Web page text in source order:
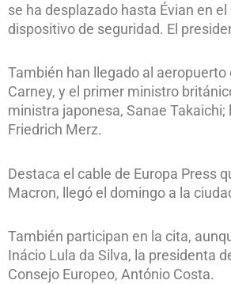
se ha desplazado hasta Évian en
dispositivo de seguridad. El
También han llegado al
Carney, y el primer ministro
ministra japonesa, Sanae
Friedrich Merz.
Destaca el cable de Europa Press
Macron, llegó el domingo a la
También participan en la cita,
Inácio Lula da Silva, la presidenta
Consejo Europeo, António Costa.